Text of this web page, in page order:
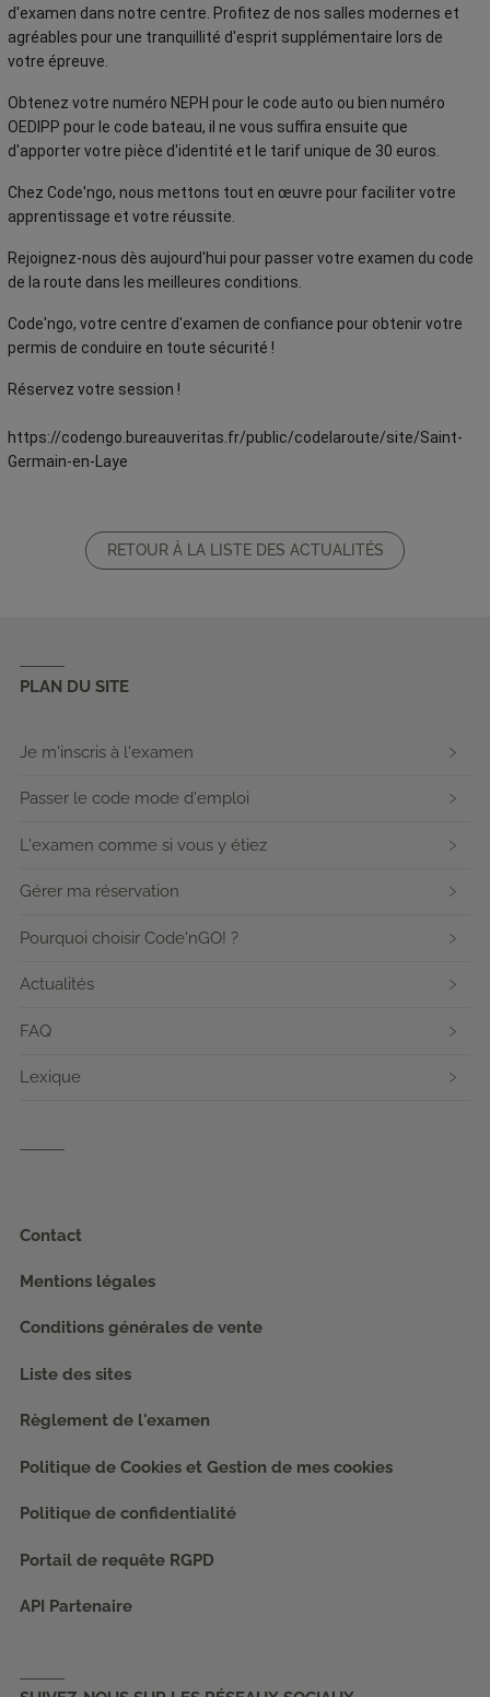
d'examen dans notre centre. Profitez de nos salles modernes et
agréables pour une tranquillité d'esprit supplémentaire lors de
votre épreuve.
Obtenez votre numéro NEPH pour le code auto ou bien numéro
OEDIPP pour le code bateau, il ne vous suffira ensuite que
d'apporter votre pièce d'identité et le tarif unique de 30 euros.
Chez Code'ngo, nous mettons tout en œuvre pour faciliter votre
apprentissage et votre réussite.
Rejoignez-nous dès aujourd'hui pour passer votre examen du code
de la route dans les meilleures conditions.
Code'ngo, votre centre d'examen de confiance pour obtenir votre
permis de conduire en toute sécurité !
Réservez votre session !
https://codengo.bureauveritas.fr/public/codelaroute/site/Saint-
Germain-en-Laye
RETOUR À LA LISTE DES ACTUALITÉS
PLAN DU SITE
Je m'inscris à l'examen
Passer le code mode d'emploi
L'examen comme si vous y étiez
Gérer ma réservation
Pourquoi choisir Code'nGO! ?
Actualités
FAQ
Lexique
Contact
Mentions légales
Conditions générales de vente
Liste des sites
Règlement de l'examen
Politique de Cookies et Gestion de mes cookies
Politique de confidentialité
Portail de requête RGPD
API Partenaire